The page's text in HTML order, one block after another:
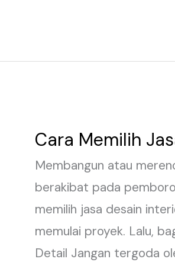
Cara Memilih
Membangun atau
berakibat pada
memilih jasa desain
memulai proyek. Lalu,
Detail Jangan tergoda
Cara
Memilih
Jasa
Desain
Interior
yang